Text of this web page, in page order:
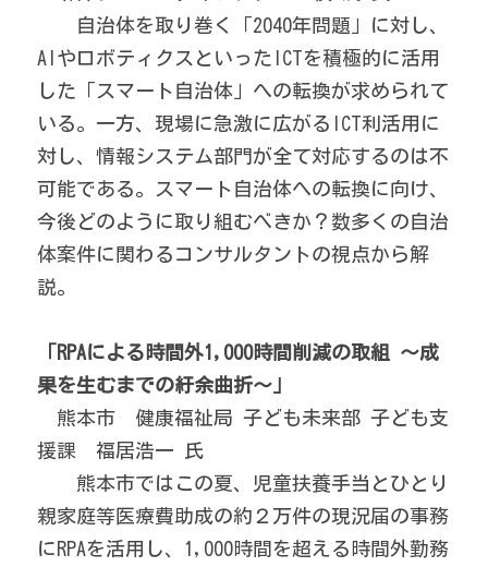
自治体を取り巻く「2040年問題」に対し、
AIやロボティクスといったICTを積極的に活用
した「スマート自治体」への転換が求められて
いる。一方、現場に急激に広がるICT利活用に
対し、情報システム部門が全て対応するのは不
可能である。スマート自治体への転換に向け、
今後どのように取り組むべきか？数多くの自治
体案件に関わるコンサルタントの視点から解
説。
「RPAによる時間外1,000時間削減の取組 ～成
果を生むまでの紆余曲折～」
熊本市　健康福祉局 子ども未来部 子ども支
援課　福居浩一 氏
熊本市ではこの夏、児童扶養手当とひとり
親家庭等医療費助成の約２万件の現況届の事務
にRPAを活用し、1,000時間を超える時間外勤務